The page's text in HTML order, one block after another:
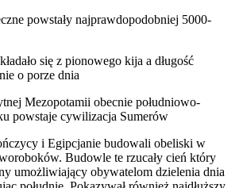
powstały najprawdopodobniej 5000-
się z pionowego kija a długość
o porze dnia
Mezopotamii obecnie południowo-
powstaje cywilizacja Sumerów
i Egipcjanie budowali obeliski w
Budowle te rzucały cień który
umożliwiający obywatelom dzielenia dnia